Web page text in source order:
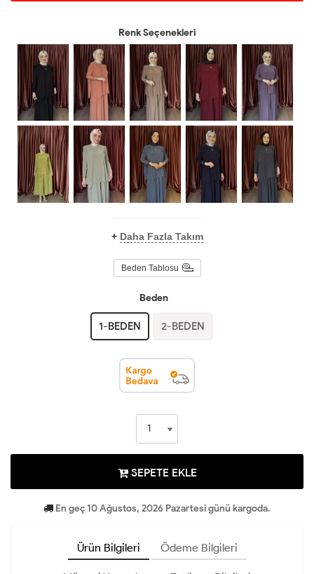
Renk Seçenekleri
+ Daha Fazla Takım
Beden Tablosu
Beden
1-BEDEN 2-BEDEN
SEPETE EKLE
En geç 10 Ağustos, 2026 Pazartesi günü kargoda.
Ürün Bilgileri Ödeme Bilgileri